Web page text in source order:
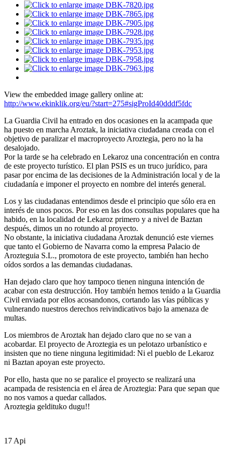
View the embedded image gallery online at:
http://www.ekinklik.org/eu/?start=275#sigProId40dddf5fdc
La Guardia Civil ha entrado en dos ocasiones en la acampada que
ha puesto en marcha Aroztak, la iniciativa ciudadana creada con el
objetivo de paralizar el macroproyecto Aroztegia, pero no la ha
desalojado.
Por la tarde se ha celebrado en Lekaroz una concentración en contra
de este proyecto turístico. El plan PSIS es un truco jurídico, para
pasar por encima de las decisiones de la Administración local y de la
ciudadanía e imponer el proyecto en nombre del interés general.
Los y las ciudadanas entendimos desde el principio que sólo era en
interés de unos pocos. Por eso en las dos consultas populares que ha
habido, en la localidad de Lekaroz primero y a nivel de Baztan
después, dimos un no rotundo al proyecto.
No obstante, la iniciativa ciudadana Aroztak denunció este viernes
que tanto el Gobierno de Navarra como la empresa Palacio de
Arozteguia S.L., promotora de este proyecto, también han hecho
oídos sordos a las demandas ciudadanas.
Han dejado claro que hoy tampoco tienen ninguna intención de
acabar con esta destrucción. Hoy también hemos tenido a la Guardia
Civil enviada por ellos acosandonos, cortando las vías públicas y
vulnerando nuestros derechos reivindicativos bajo la amenaza de
multas.
Los miembros de Aroztak han dejado claro que no se van a
acobardar. El proyecto de Aroztegia es un pelotazo urbanístico e
insisten que no tiene ninguna legitimidad: Ni el pueblo de Lekaroz
ni Baztan apoyan este proyecto.
Por ello, hasta que no se paralice el proyecto se realizará una
acampada de resistencia en el área de Aroztegia: Para que sepan que
no nos vamos a quedar callados.
Aroztegia geldituko dugu!!
17 Api